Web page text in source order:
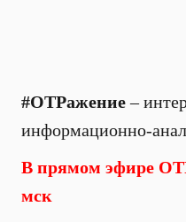
#ОТРажение–
информационно-
В прямом эфире
мск